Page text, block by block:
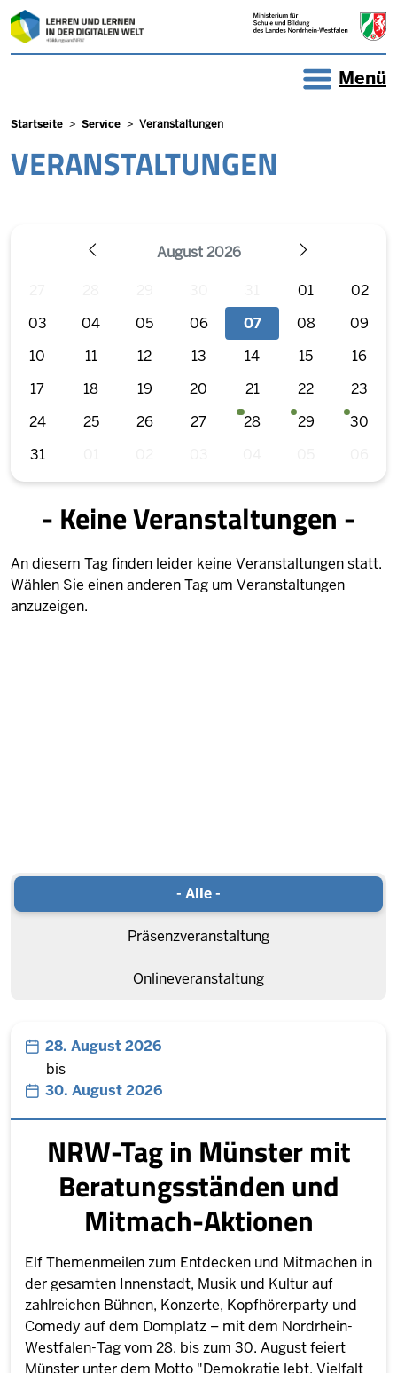
Direkt zum Inhalt
Menü
Pfadnavigation
Startseite Service Veranstaltungen
VERANSTALTUNGEN
ZURÜCK WEITER
August 2026
01
02
03
04 05 06 07 08
09
10
11 12 13 14 15
16
17
18 19 20 21 22
23
24
25 26 27 28 29
30
31
- Keine Veranstaltungen -
An diesem Tag finden leider keine Veranstaltungen statt.
Wählen Sie einen anderen Tag um Veranstaltungen
anzuzeigen.
- Alle -
Präsenzveranstaltung
Onlineveranstaltung
28. August 2026
bis
30. August 2026
NRW-Tag in Münster mit
Beratungsständen und
Mitmach-Aktionen
Elf Themenmeilen zum Entdecken und Mitmachen in
der gesamten Innenstadt, Musik und Kultur auf
zahlreichen Bühnen, Konzerte, Kopfhörerparty und
Comedy auf dem Domplatz – mit dem Nordrhein-
Westfalen-Tag vom 28. bis zum 30. August feiert
Münster unter dem Motto "Demokratie lebt. Vielfalt